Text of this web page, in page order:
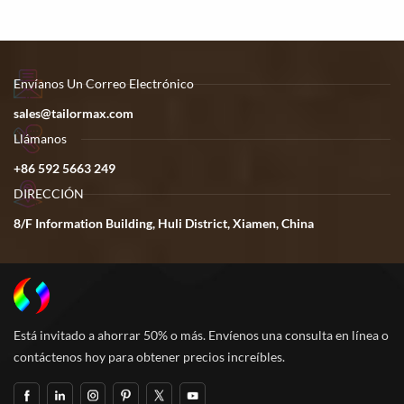
2/3/4/5/6/7/8/10.
precio increíble.
Envíanos Un Correo Electrónico
sales@tailormax.com
Llámanos
+86 592 5663 249
DIRECCIÓN
8/F Information Building, Huli District, Xiamen, China
Está invitado a ahorrar 50% o más. Envíenos una consulta en línea o
contáctenos hoy para obtener precios increíbles.